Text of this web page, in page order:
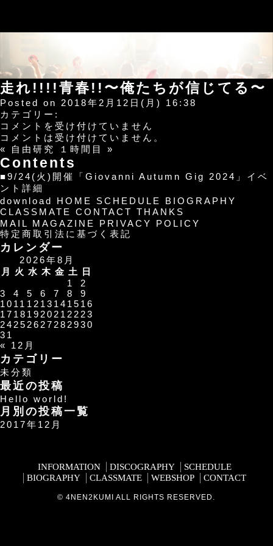
走れ!!!!青春!!〜俺たちが信じてる〜
Posted on 2018年2月12日(月) 16:38
カテゴリー:
走
れ!!!!
青
春!!〜
俺
た
ち
が
信
じ
て
る〜
コメントを受け付けていません
コメントは受け付けていません。
«
自由研究 １時間目 »
Contents
■9/24(火)開催「Giovanni Autumn Gig 2024」イベ
ント詳細
download
HOME SCHEDULE
BIOGRAPHY
CLASSMATE
CONTACT THANKS
MAIL MAGAZINE
PRIVACY POLICY
特定商取引法に基づく表記
カレンダー
2026年8月
月
火 水 木 金 土
日
1
2
3
4 5 6 7 8
9
10 11 12 13 14 15 16
17 18 19 20 21 22 23
24 25 26 27 28 2930
31
« 12月
カテゴリー
未分類
最近の投稿
Hello world!
月別の投稿一覧
2017年12月
INFORMATION DISCOGRAPHY
SCHEDULE
BIOGRAPHY
CLASSMATE WEBSHOP CONTACT
© 4NEN2KUMI ALL RIGHTS RESERVED.